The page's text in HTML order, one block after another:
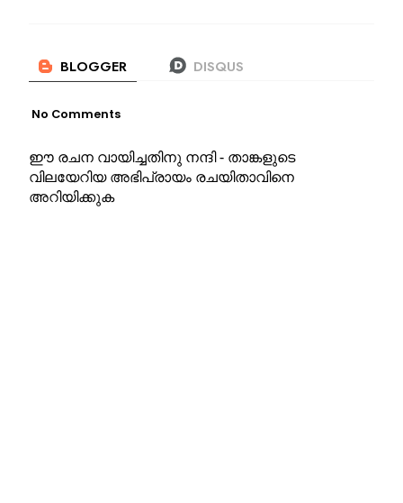
No Comments
ഈ രചന വായിച്ചതിനു നന്ദി - താങ്കളുടെ
വിലയേറിയ അഭിപ്രായം രചയിതാവിനെ
അറിയിക്കുക